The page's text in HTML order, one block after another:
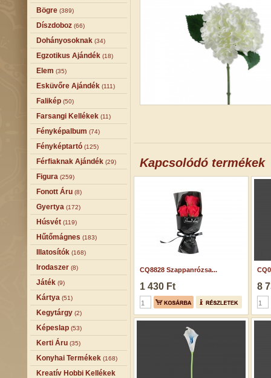
Bögre (389)
Díszdoboz (66)
Dohányosoknak (34)
Egzotikus Ajándék (18)
Elem (35)
Esküvőre Ajándék (111)
Falikép (50)
Farsangi Kellékek (11)
Fényképalbum (74)
Fényképtartó (125)
Férfiaknak Ajándék (29)
Figura (259)
Fonott Áru (8)
Gyertya (172)
Húsvét (119)
Hűtőmágnes (183)
Illatosítók (168)
Irodaszer (8)
Játék (9)
Kártya (51)
Kegytárgy (2)
Képeslap (53)
Kerti Áru (35)
Konyhai Termékek (168)
Kreatív Hobbi Kellékek
Kapcsolódó termékek
CQ8828 Szappanrózsa...
1 430 Ft 8